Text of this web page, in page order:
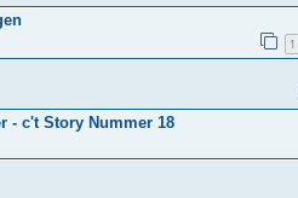
1
- c't Story Nummer 18